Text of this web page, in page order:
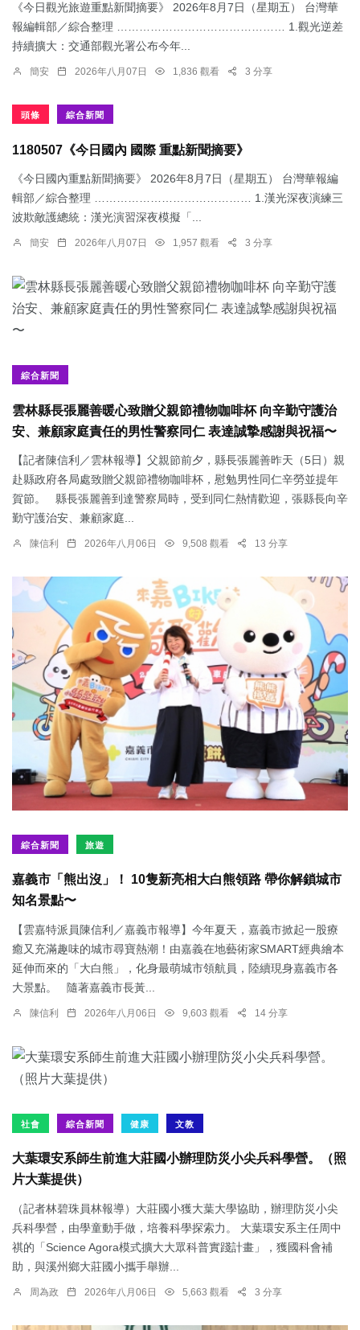
《今日觀光旅遊重點新聞摘要》 2026年8月7日（星期五） 台灣華
報編輯部／綜合整理 ……………………………………… 1.觀光逆差
持續擴大：交通部觀光署公布今年...
簡安 2026年八月07日 1,836 觀看 3 分享
頭條 綜合新聞
1180507《今日國內 國際 重點新聞摘要》
《今日國內重點新聞摘要》 2026年8月7日（星期五） 台灣華報編
輯部／綜合整理 …………………………………… 1.漢光深夜演練三
波欺敵護總統：​漢光演習深夜模擬「...
簡安 2026年八月07日 1,957 觀看 3 分享
綜合新聞
雲林縣長張麗善暖心致贈父親節禮物咖啡杯 向辛勤守護治
安、兼顧家庭責任的男性警察同仁 表達誠摯感謝與祝福〜
【記者陳信利／雲林報導】父親節前夕，縣長張麗善昨天（5日）親
赴縣政府各局處致贈父親節禮物咖啡杯，慰勉男性同仁辛勞並提年
賀節。 縣長張麗善到達警察局時，受到同仁熱情歡迎，張縣長向辛
勤守護治安、兼顧家庭...
陳信利 2026年八月06日 9,508 觀看 13 分享
綜合新聞 旅遊
嘉義市「熊出沒」！ 10隻新亮相大白熊領路 帶你解鎖城市
知名景點〜
【雲嘉特派員陳信利／嘉義市報導】今年夏天，嘉義市掀起一股療
癒又充滿趣味的城市尋寶熱潮！由嘉義在地藝術家SMART經典繪本
延伸而來的「大白熊」，化身最萌城市領航員，陸續現身嘉義市各
大景點。 隨著嘉義市長黃...
陳信利 2026年八月06日 9,603 觀看 14 分享
社會 綜合新聞 健康 文教
大葉環安系師生前進大莊國小辦理防災小尖兵科學營。（照
片大葉提供）
（記者林碧珠員林報導）大莊國小獲大葉大學協助，辦理防災小尖
兵科學營，由學童動手做，培養科學探索力。 大葉環安系主任周中
祺的「Science Agora模式擴大大眾科普實踐計畫」，獲國科會補
助，與溪州鄉大莊國小攜手舉辦...
周為政 2026年八月06日 5,663 觀看 3 分享